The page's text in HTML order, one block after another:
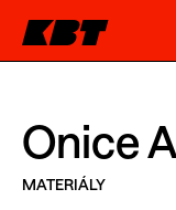
Onice
MATERIÁLY